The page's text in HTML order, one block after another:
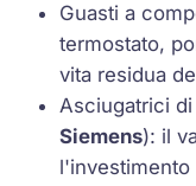
Guasti a
termostato,
vita residua
Asciugatrici
Siemens): il
l'investimento